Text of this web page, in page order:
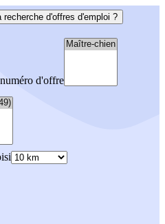
recherche d'offres d'emploi ?
d'offre